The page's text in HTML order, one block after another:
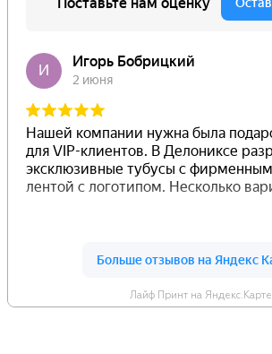
Лайф Принт на Яндекс.Карте